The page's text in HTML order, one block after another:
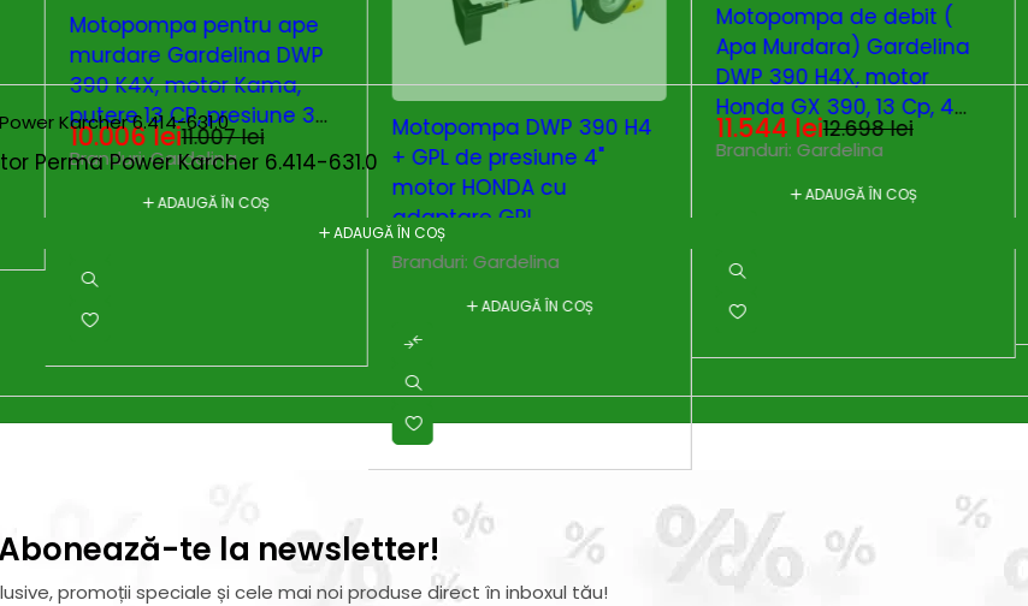
Perma Power Karcher 6.414-631.0
ADAUGĂ ÎN COȘ
-9%
Motopompa DWP 390 H4
+ GPL de presiune 4"
motor HONDA cu
adaptare GPL
Motopompa de debit (
Apa Murdara) Gardelina
Honda GX 390, 13 Cp, 4
inch
12.698lei
11.544lei
Branduri: Gardelina
ADAUGĂ ÎN COȘ
Motopompa 50mm 2"
Bronto QGZ 50-30
866lei
Branduri:Bronto
ADAUGĂ ÎN COȘ
te la newsletter!
promoții speciale și cele mai noi produse direct în inboxul tău!